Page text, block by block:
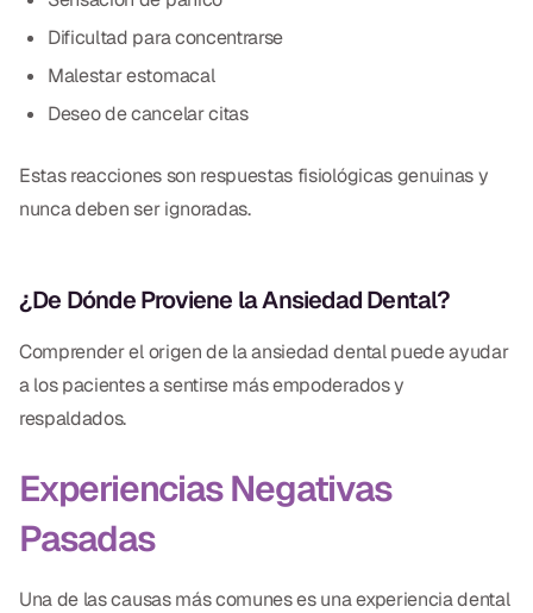
Dificultad para concentrarse
Malestar estomacal
Deseo de cancelar citas
Estas reacciones son respuestas fisiológicas genuinas y
nunca deben ser ignoradas.
¿De Dónde Proviene la Ansiedad Dental?
Comprender el origen de la ansiedad dental puede ayudar
a los pacientes a sentirse más empoderados y
respaldados.
Experiencias Negativas
Pasadas
Una de las causas más comunes es una experiencia dental